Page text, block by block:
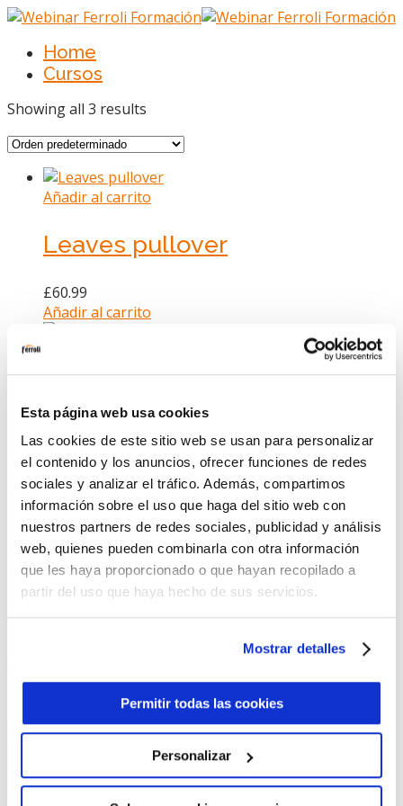
Esta página web usa cookies
Las cookies de este sitio web se usan para personalizar
el contenido y los anuncios, ofrecer funciones de redes
sociales y analizar el tráfico. Además, compartimos
información sobre el uso que haga del sitio web con
nuestros partners de redes sociales, publicidad y análisis
web, quienes pueden combinarla con otra información
que les haya proporcionado o que hayan recopilado a
partir del uso que haya hecho de sus servicios.
Mostrar detalles
Permitir todas las cookies
Personalizar
Home
Cursos
Showing all 3 results
Añadir al carrito
Leaves pullover
£60.99
Añadir al carrito
£56.99
Añadir al carrito
Añadir al carrito
Sportif Triangle T-Shirt
£ 18.00
Añadir al carrito